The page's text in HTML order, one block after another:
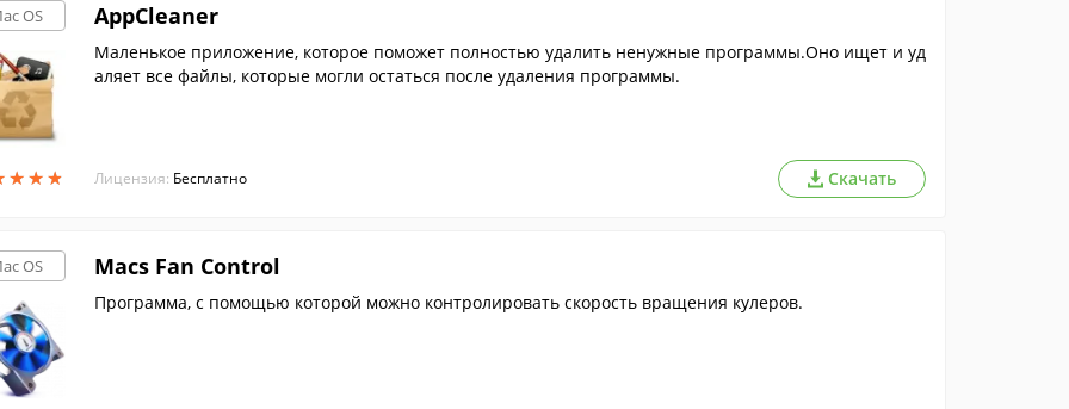
OS
★★★
★★★
AppCleaner
Маленькое приложение, которое поможет полностью удалить ненужные программы.Оно ищет и уд
аляет все файлы, которые могли остаться после удаления программы.
Лицензия: Бесплатно Скачать
OS Macs Fan Control
Программа, с помощью которой можно контролировать скорость вращения кулеров.